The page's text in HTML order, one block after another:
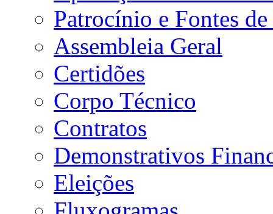
Patrocínio e Fontes de
Assembleia Geral
Certidões
Corpo Técnico
Contratos
Demonstrativos
Eleições